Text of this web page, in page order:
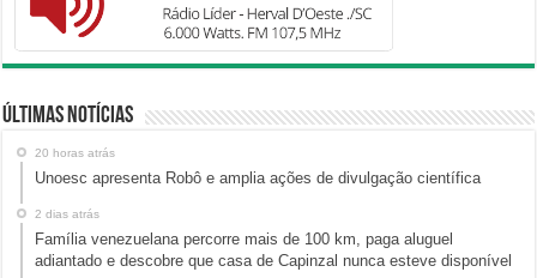
Últimas Notícias
20 horas atrás
Unoesc apresenta Robô e amplia ações de divulgação científica
2 dias atrás
Família venezuelana percorre mais de 100 km, paga aluguel
adiantado e descobre que casa de Capinzal nunca esteve disponível